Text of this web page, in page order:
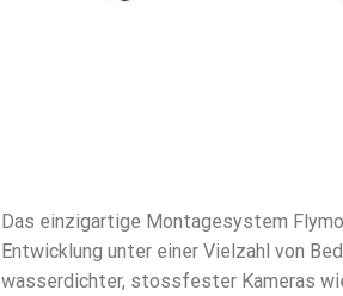
Das einzigartige Montagesystem
Entwicklung unter einer Vielzahl von
wasserdichter, stossfester Kameras